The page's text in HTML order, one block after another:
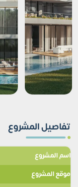
تفاصيل المشروع
اسم المشروع
موقع المشروع